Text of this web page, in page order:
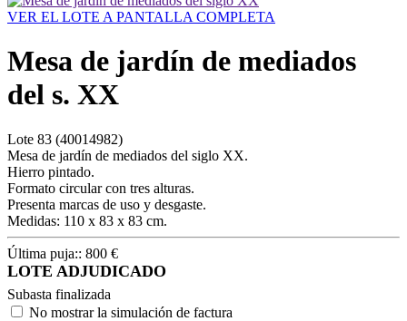
VER EL LOTE A PANTALLA COMPLETA
Mesa de jardín de mediados
del s. XX
Lote 83 (40014982)
Mesa de jardín de mediados del siglo XX.
Hierro pintado.
Formato circular con tres alturas.
Presenta marcas de uso y desgaste.
Medidas: 110 x 83 x 83 cm.
Última puja:: 800 €
LOTE ADJUDICADO
Subasta finalizada
No mostrar la simulación de factura